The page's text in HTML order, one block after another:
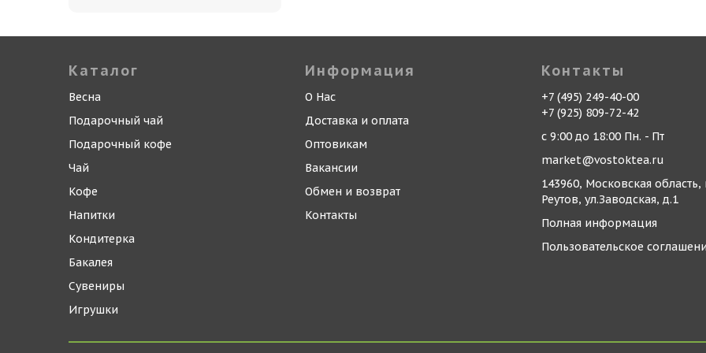
Каталог
Весна
Подарочный чай
Подарочный кофе
Чай
Кофе
Напитки
Кондитерка
Бакалея
Сувениры
Игрушки
Информация
О Нас
Доставка и оплата
Оптовикам
Вакансии
Обмен и возврат
Контакты
Контакты
+7 (495) 249-40-00
+7 (925) 809-72-42
с 9:00 до 18:00 Пн. - Пт
market@vostoktea.ru
143960, Московская область,
Реутов, ул.Заводская, д.1
Полная информация
Пользовательское